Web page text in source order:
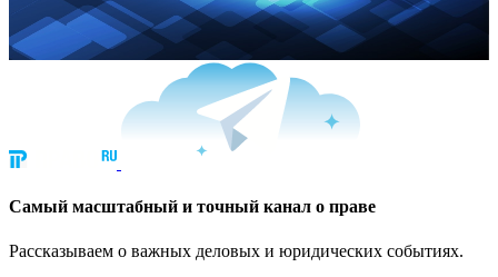
Cамый масштабный и точный канал о праве
Рассказываем о важных деловых и юридических событиях.